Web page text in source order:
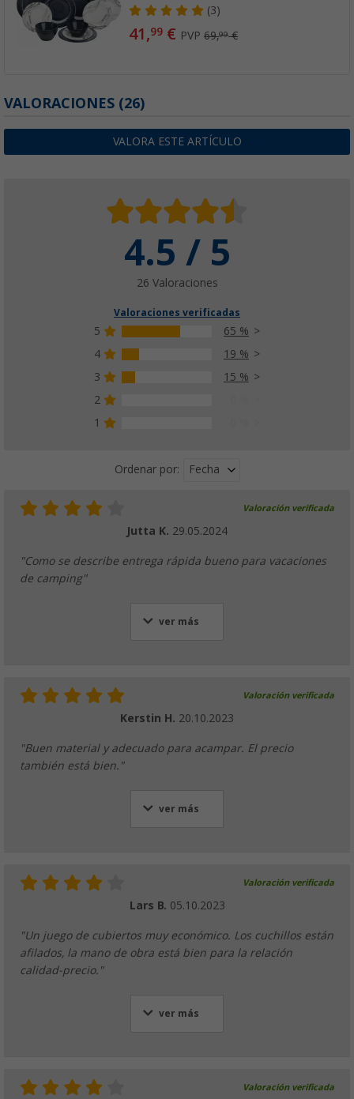
(3)
41,99 € PVP69,99€
VALORACIONES (26)
VALORA ESTE ARTÍCULO
4.5 / 5
26 Valoraciones
Valoraciones verificadas
5
65 %
4
19 %
3
15 %
2
1
Ordenar por: Fecha
Valoración verificada
Jutta K. 29.05.2024
"Como se describe entrega rápida bueno para vacaciones
de camping"
ver más
Valoración verificada
Kerstin H. 20.10.2023
"Buen material y adecuado para acampar. El precio
también está bien."
ver más
Valoración verificada
Lars B. 05.10.2023
"Un juego de cubiertos muy económico. Los cuchillos están
afilados, la mano de obra está bien para la relación
calidad-precio."
ver más
Valoración verificada